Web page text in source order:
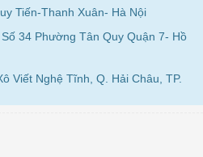
Tiến-Thanh Xuân- Hà Nội
34 Phường Tân Quy Quận 7- Hồ
Viết Nghệ Tĩnh, Q. Hải Châu, TP.